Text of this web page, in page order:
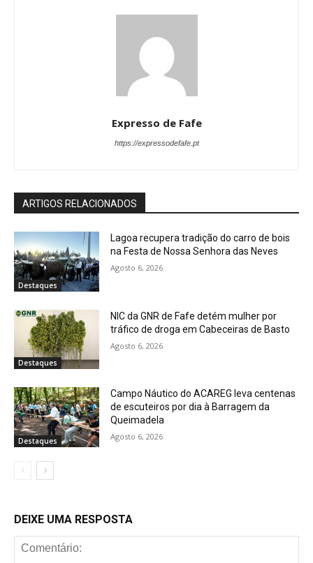
Expresso de Fafe
https://expressodefafe.pt
ARTIGOS RELACIONADOS
Destaques
Lagoa recupera tradição do carro de bois
na Festa de Nossa Senhora das Neves
Agosto 6, 2026
Destaques
NIC da GNR de Fafe detém mulher por
tráfico de droga em Cabeceiras de Basto
Agosto 6, 2026
Destaques
Campo Náutico do ACAREG leva centenas
de escuteiros por dia à Barragem da
Queimadela
Agosto 6, 2026
DEIXE UMA RESPOSTA